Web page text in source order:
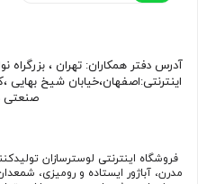
صنعتی
فروشگاه اینترنتی لوسترسازان
مدرن، آباژور ایستاده و رومیزی،